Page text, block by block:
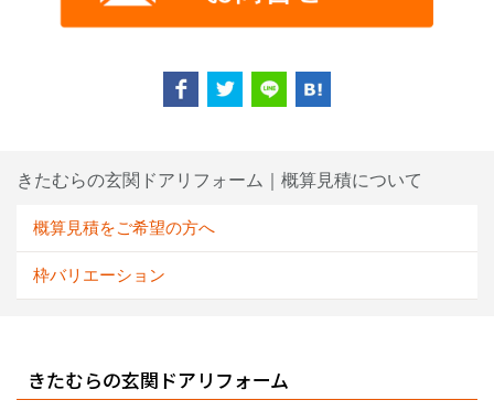
きたむらの玄関ドアリフォーム｜概算見積について
概算見積をご希望の方へ
枠バリエーション
きたむらの玄関ドアリフォーム